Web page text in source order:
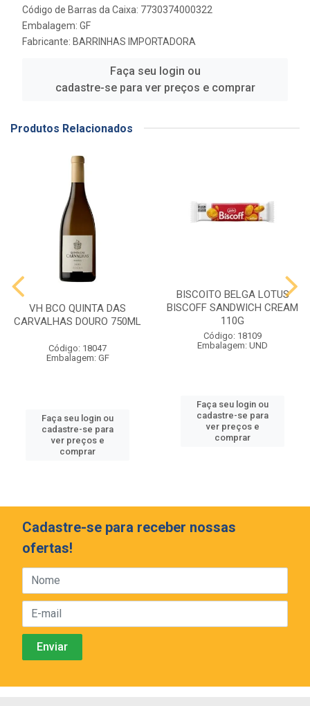
Código de Barras da Caixa: 7730374000322
Embalagem: GF
Fabricante: BARRINHAS IMPORTADORA
Faça seu login ou
cadastre-se para ver preços e comprar
Produtos Relacionados
VH BCO QUINTA DAS
CARVALHAS DOURO 750ML
Código: 18047
Embalagem: GF
Faça seu login ou
cadastre-se para
ver preços e
comprar
BISCOITO BELGA LOTUS
BISCOFF SANDWICH CREAM
110G
Código: 18109
Embalagem: UND
Faça seu login ou
cadastre-se para
ver preços e
comprar
Cadastre-se para receber nossas
ofertas!